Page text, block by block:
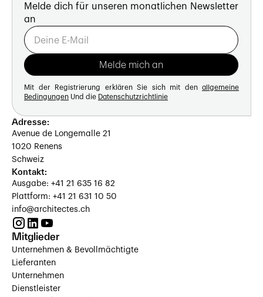
Melde dich für unseren monatlichen Newsletter
an
Mit der Registrierung erklären Sie sich mit den allgemeine
Bedingungen Und die Datenschutzrichtlinie
Adresse:
Avenue de Longemalle 21
1020 Renens
Schweiz
Kontakt:
Ausgabe: +41 21 635 16 82
Plattform: +41 21 631 10 50
info@architectes.ch
Mitglieder
Unternehmen & Bevollmächtigte
Lieferanten
Unternehmen
Dienstleister